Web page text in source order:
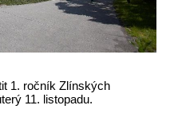
1. ročník Zlínských
11. listopadu.